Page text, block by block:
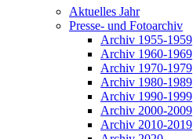
Aktuelles Jahr
Presse- und Fotoarchiv
Archiv 1955-1959
Archiv 1960-1969
Archiv 1970-1979
Archiv 1980-1989
Archiv 1990-1999
Archiv 2000-2009
Archiv 2010-2019